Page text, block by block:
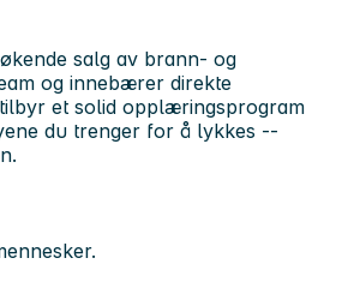
salg av brann- og
og innebærer direkte
et solid opplæringsprogram
du trenger for å lykkes --